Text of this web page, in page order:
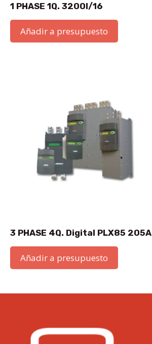
1 PHASE 1Q. 3200I/16
Añadir a presupuesto
3 PHASE 4Q. Digital PLX85 205A
Añadir a presupuesto